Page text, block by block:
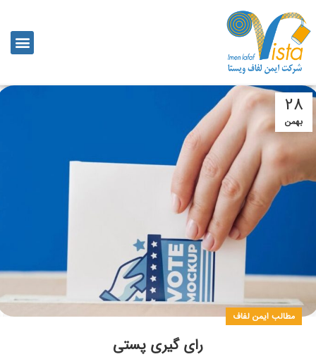
28
بهمن
مطالب ایمن لفاف
رای گیری پستی